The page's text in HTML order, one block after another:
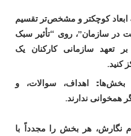
ابعاد کوچکتر و مشخص‌تر تقسیم
در سازمان”، روی “تأثیر سبک
تعهد سازمانی کارکنان یک
کنید.
بخش‌ها: اهداف، سوالات، و
همخوانی ندارند.
نگارش، هر بخش را مجدداً با